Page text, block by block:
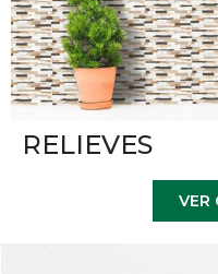
RELIEVES
VER